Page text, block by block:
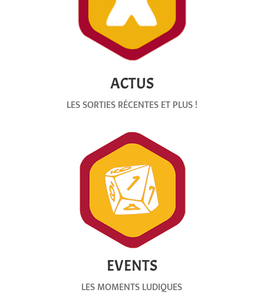
ACTUS
LES SORTIES RÉCENTES ET PLUS !
EVENTS
LES MOMENTS LUDIQUES